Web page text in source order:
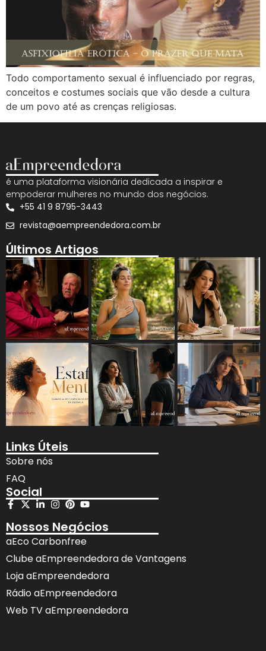
Todo comportamento sexual é influenciado por regras,
conceitos e costumes sociais que vão desde a cultura
de um povo até as crenças religiosas.
é uma plataforma visionária dedicada a inspirar e
empoderar mulheres no mundo dos negócios.
+55 41 9 8795-3443
revista@aempreendedora.com.br
Últimos Artigos
Links Úteis
Sobre nós
FAQ
Social
Nossos Negócios
aEco Carbonfree
Clube aEmpreendedora de Vantagens
Loja aEmpreendedora
Rádio aEmpreendedora
Web TV aEmpreendedora